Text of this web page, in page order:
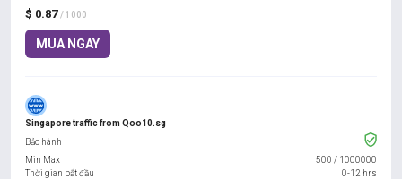
$ 0.87 / 1000
MUA NGAY
Singapore traffic from Qoo10.sg
Bảo hành
Min Max
500 / 1000000
Thời gian bắt đầu
0-12 hrs